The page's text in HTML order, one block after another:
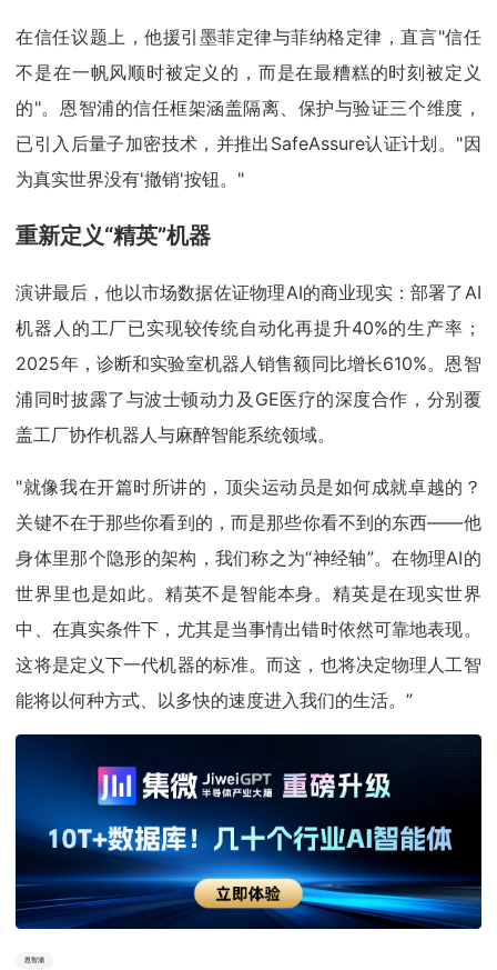
在信任议题上，他援引墨菲定律与菲纳格定律，直言"信任
不是在一帆风顺时被定义的，而是在最糟糕的时刻被定义
的"。恩智浦的信任框架涵盖隔离、保护与验证三个维度，
已引入后量子加密技术，并推出SafeAssure认证计划。"因
为真实世界没有'撤销'按钮。"
重新定义“精英”机器
演讲最后，他以市场数据佐证物理AI的商业现实：部署了AI
机器人的工厂已实现较传统自动化再提升40%的生产率；
2025年，诊断和实验室机器人销售额同比增长610%。恩智
浦同时披露了与波士顿动力及GE医疗的深度合作，分别覆
盖工厂协作机器人与麻醉智能系统领域。
"就像我在开篇时所讲的，顶尖运动员是如何成就卓越的？
关键不在于那些你看到的，而是那些你看不到的东西——他
身体里那个隐形的架构，我们称之为“神经轴”。在物理AI的
世界里也是如此。精英不是智能本身。精英是在现实世界
中、在真实条件下，尤其是当事情出错时依然可靠地表现。
这将是定义下一代机器的标准。而这，也将决定物理人工智
能将以何种方式、以多快的速度进入我们的生活。”
恩智浦